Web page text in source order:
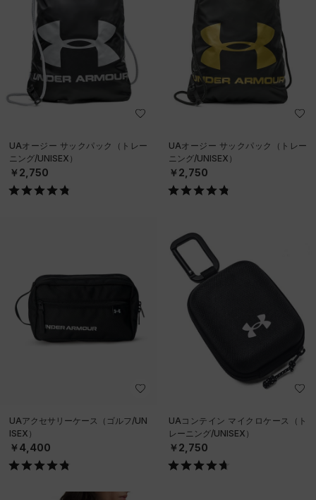
UAオージー サックパック（トレー
ニング/UNISEX）
￥2,750
UAオージー サックパック（トレー
ニング/UNISEX）
￥2,750
UAアクセサリーケース（ゴルフ/UN
ISEX）
￥4,400
UAコンテイン マイクロケース（ト
レーニング/UNISEX）
￥2,750